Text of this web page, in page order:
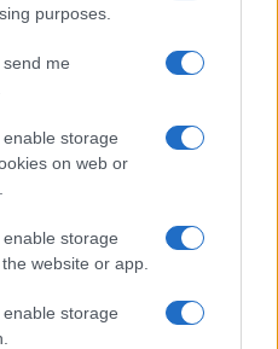
purposes.
me
storage
on web or
storage
website or app.
storage